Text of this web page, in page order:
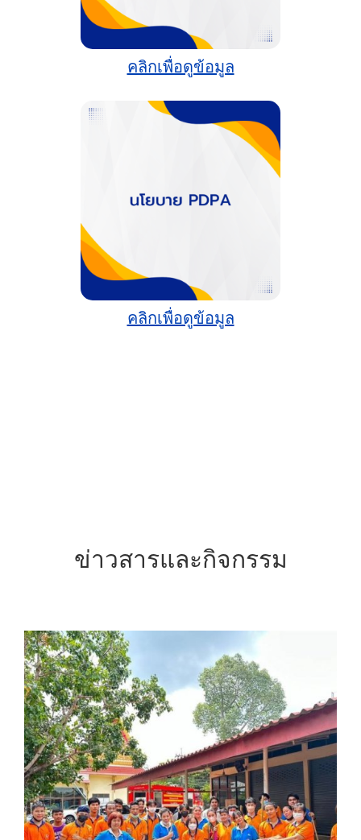
คลิกเพื่อดูข้อมูล
คลิกเพื่อดูข้อมูล
ข่าวสารและกิจกรรม